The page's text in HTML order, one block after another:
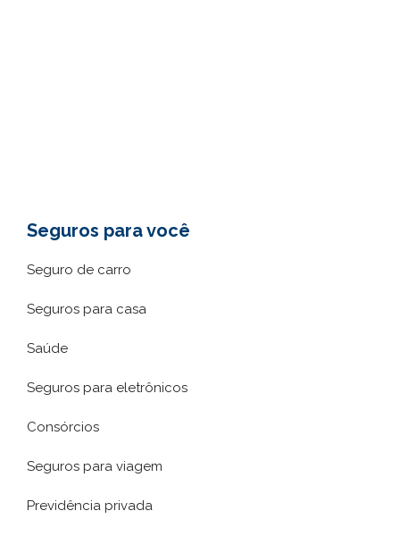
Seguros para você
Seguro de carro
Seguros para casa
Saúde
Seguros para eletrônicos
Consórcios
Seguros para viagem
Previdência privada